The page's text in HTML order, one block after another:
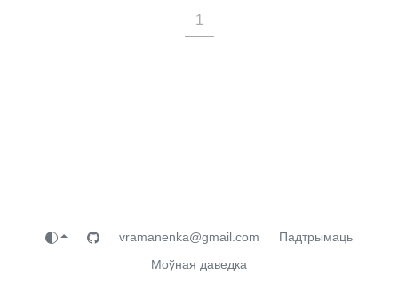
1
vramanenka@gmail.com
Падтрымаць
Моўная даведка